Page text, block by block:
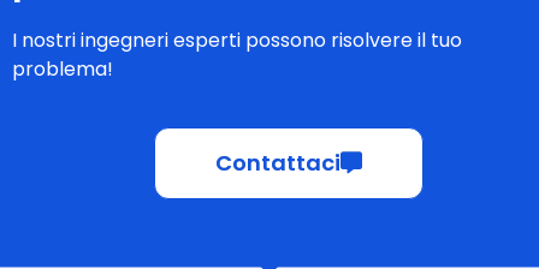
problema!